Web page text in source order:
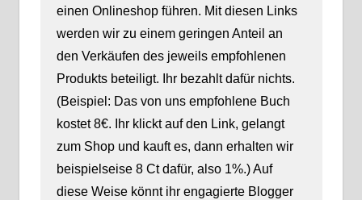
einen Onlineshop führen. Mit diesen Links
werden wir zu einem geringen Anteil an
den Verkäufen des jeweils empfohlenen
Produkts beteiligt. Ihr bezahlt dafür nichts.
(Beispiel: Das von uns empfohlene Buch
kostet 8€. Ihr klickt auf den Link, gelangt
zum Shop und kauft es, dann erhalten wir
beispielseise 8 Ct dafür, also 1%.) Auf
diese Weise könnt ihr engagierte Blogger